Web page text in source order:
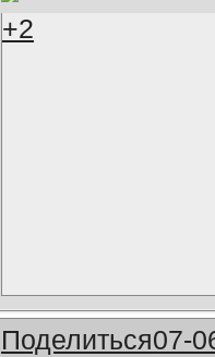
+2
Поделиться07-